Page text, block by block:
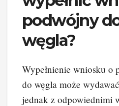
podwójny
węgla?
Wypełnienie wniosku o
do węgla może
jednak z odpowiednimi